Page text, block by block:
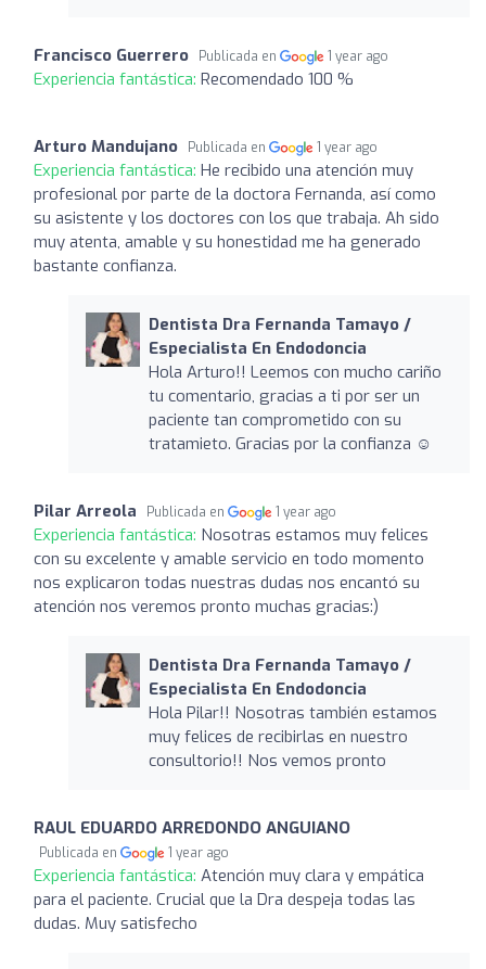
Francisco Guerrero Publicada en 1 year ago
Experiencia fantástica: Recomendado 100 %
Arturo Mandujano Publicada en 1 year ago
Experiencia fantástica: He recibido una atención muy
profesional por parte de la doctora Fernanda, así como
su asistente y los doctores con los que trabaja. Ah sido
muy atenta, amable y su honestidad me ha generado
bastante confianza.
Dentista Dra Fernanda Tamayo /
Especialista En Endodoncia
Hola Arturo!! Leemos con mucho cariño
tu comentario, gracias a ti por ser un
paciente tan comprometido con su
tratamieto. Gracias por la confianza ☺️
Pilar Arreola Publicada en 1 year ago
Experiencia fantástica: Nosotras estamos muy felices
con su excelente y amable servicio en todo momento
nos explicaron todas nuestras dudas nos encantó su
atención nos veremos pronto muchas gracias:)
Dentista Dra Fernanda Tamayo /
Especialista En Endodoncia
Hola Pilar!! Nosotras también estamos
muy felices de recibirlas en nuestro
consultorio!! Nos vemos pronto
RAUL EDUARDO ARREDONDO ANGUIANO
Publicada en 1 year ago
Experiencia fantástica: Atención muy clara y empática
para el paciente. Crucial que la Dra despeja todas las
dudas. Muy satisfecho